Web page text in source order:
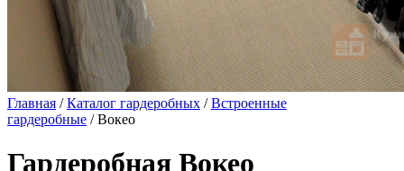
Главная /Каталог гардеробных /Встроенные
гардеробные / Вокео
Гардеробная Вокео